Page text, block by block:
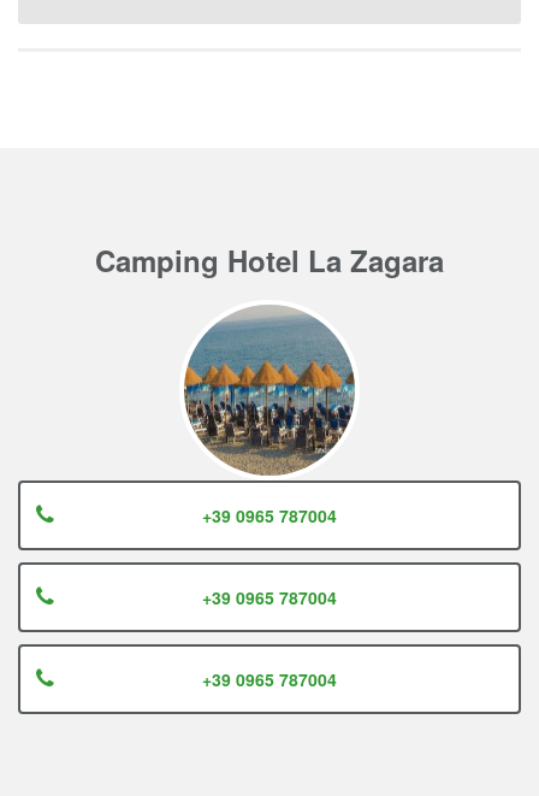
Camping Hotel La Zagara
+39 0965 787004
+39 0965 787004
+39 0965 787004